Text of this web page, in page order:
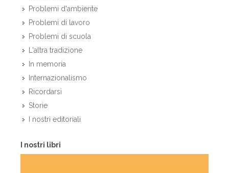
Problemi d'ambiente
Problemi di lavoro
Problemi di scuola
L'altra tradizione
In memoria
Internazionalismo
Ricordarsi
Storie
I nostri editoriali
I nostri libri